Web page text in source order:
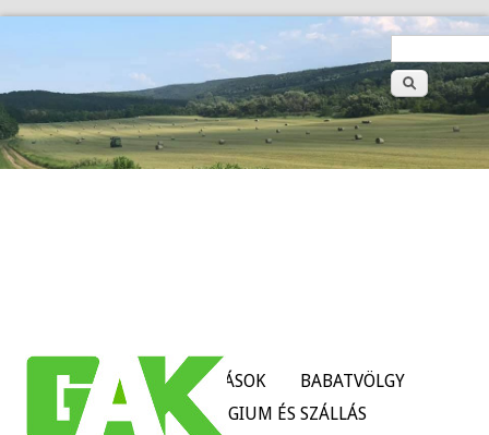
Keresés
űrlap
HÍREK SZOLGÁLTATÁSOK
BABATVÖLGY
TANÜZEMEK
KOLLÉGIUM ÉS SZÁLLÁS